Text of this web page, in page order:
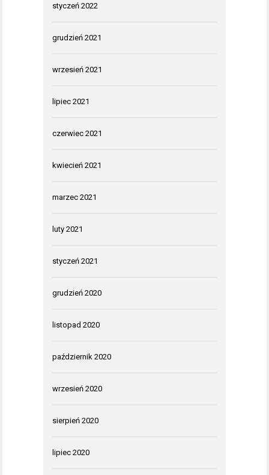
styczeń 2022
grudzień 2021
wrzesień 2021
lipiec 2021
czerwiec 2021
kwiecień 2021
marzec 2021
luty 2021
styczeń 2021
grudzień 2020
listopad 2020
październik 2020
wrzesień 2020
sierpień 2020
lipiec 2020